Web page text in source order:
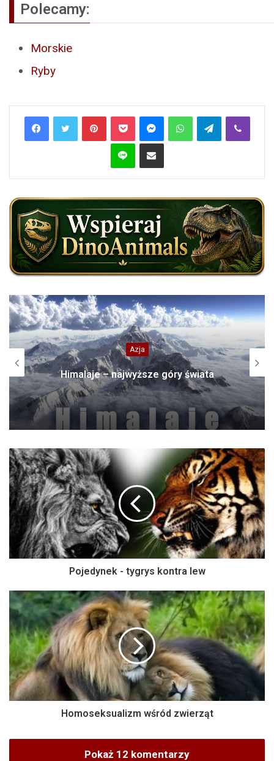
Polecamy:
Morskie
Ryby
PinterestPocket MessengerWhatsAppTelegramViber
Line Share via Email
Azja
Himalaje – najwyższe góry świata
Pojedynek - tygrys kontra lew
Homoseksualizm wśród zwierząt
Pokaż 12 komentarzy